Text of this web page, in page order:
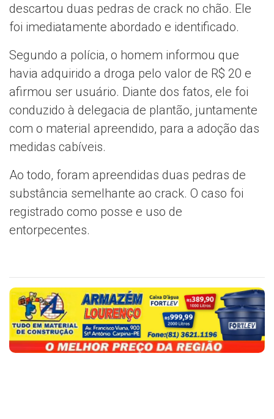
descartou duas pedras de crack no chão. Ele
foi imediatamente abordado e identificado.
Segundo a polícia, o homem informou que
havia adquirido a droga pelo valor de R$ 20 e
afirmou ser usuário. Diante dos fatos, ele foi
conduzido à delegacia de plantão, juntamente
com o material apreendido, para a adoção das
medidas cabíveis.
Ao todo, foram apreendidas duas pedras de
substância semelhante ao crack. O caso foi
registrado como posse e uso de
entorpecentes.